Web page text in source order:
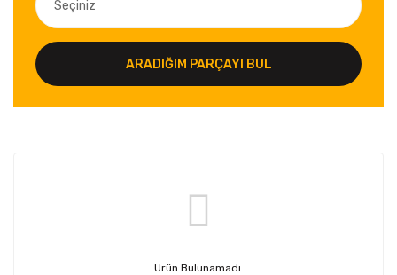
ARADIĞIM PARÇAYI BUL
Ürün Bulunamadı.